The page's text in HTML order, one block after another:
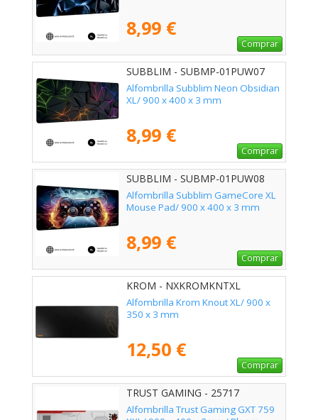
8,99 €
Comprar
SUBBLIM - SUBMP-01PUW07
Alfombrilla Subblim Neon Obsidian
XL/ 900 x 400 x 3 mm
8,99 €
Comprar
SUBBLIM - SUBMP-01PUW08
Alfombrilla Subblim GameCore XL
Mouse Pad/ 900 x 400 x 3 mm
8,99 €
Comprar
KROM - NXKROMKNTXL
Alfombrilla Krom Knout XL/ 900 x
350 x 3 mm
12,50 €
Comprar
TRUST GAMING - 25717
Alfombrilla Trust Gaming GXT 759